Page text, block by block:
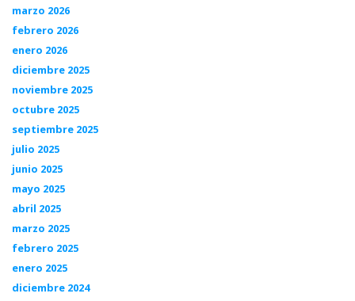
marzo 2026
febrero 2026
enero 2026
diciembre 2025
noviembre 2025
octubre 2025
septiembre 2025
julio 2025
junio 2025
mayo 2025
abril 2025
marzo 2025
febrero 2025
enero 2025
diciembre 2024